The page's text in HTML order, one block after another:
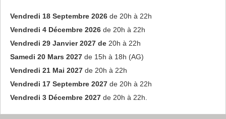
Vendredi 18 Septembre 2026de 20h à 22h
Vendredi 4 Décembre 2026de 20h à 22h
Vendredi 29 Janvier 2027 de20h à 22h
Samedi 20 Mars 2027de 15h à 18h (AG)
Vendredi 21 Mai 2027de 20h à 22h
Vendredi 17 Septembre 2027de 20h à 22h
Vendredi 3 Décembre 2027de 20h à 22h.